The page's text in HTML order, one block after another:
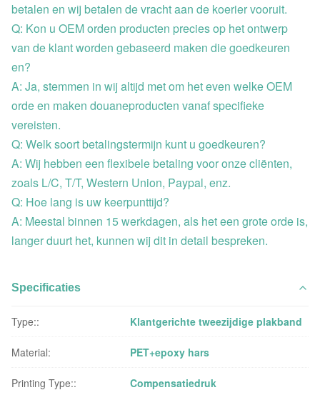
betalen en wij betalen de vracht aan de koerier vooruit.
Q: Kon u OEM orden producten precies op het ontwerp
van de klant worden gebaseerd maken die goedkeuren
en?
A: Ja, stemmen in wij altijd met om het even welke OEM
orde en maken douaneproducten vanaf specifieke
vereisten.
Q: Welk soort betalingstermijn kunt u goedkeuren?
A: Wij hebben een flexibele betaling voor onze cliënten,
zoals L/C, T/T, Western Union, Paypal, enz.
Q: Hoe lang is uw keerpunttijd?
A: Meestal binnen 15 werkdagen, als het een grote orde is,
langer duurt het, kunnen wij dit in detail bespreken.
Specificaties
Type:: Klantgerichte tweezijdige plakband
Material: PET+epoxy hars
Printing Type:: Compensatiedruk